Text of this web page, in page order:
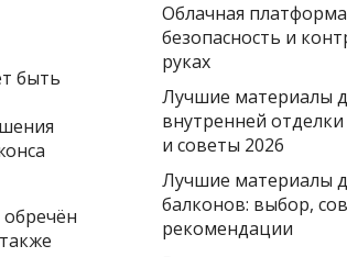
быть
Облачная
безопасность и
руках
Лучшие материалы
внутренней
и советы 2026
Лучшие материалы
балконов: выбор,
рекомендации